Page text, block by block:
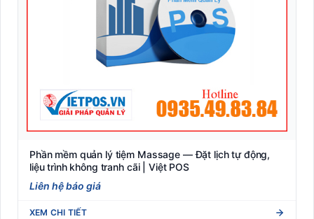
Phần mềm quản lý tiệm Massage — Đặt lịch tự động,
liệu trình không tranh cãi | Việt POS
Liên hệ báo giá
XEM CHI TIẾT